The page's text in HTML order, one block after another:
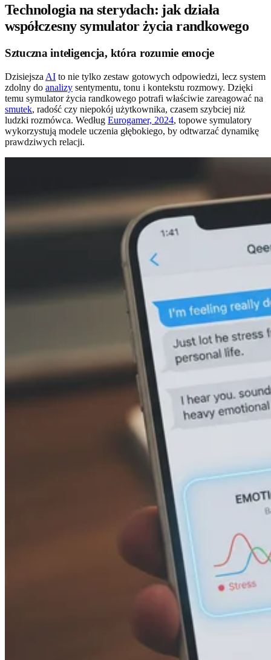
Technologia na sterydach: jak działa
współczesny symulator życia randkowego
Sztuczna inteligencja, która rozumie emocje
Dzisiejsza AI to nie tylko zestaw gotowych odpowiedzi, lecz system
zdolny do analizy sentymentu, tonu i kontekstu rozmowy. Dzięki
temu symulator życia randkowego potrafi właściwie zareagować na
smutek, radość czy niepokój użytkownika, czasem szybciej niż
ludzki rozmówca. Według Eurogamer, 2024, topowe symulatory
wykorzystują modele uczenia głębokiego, by odtwarzać dynamikę
prawdziwych relacji.